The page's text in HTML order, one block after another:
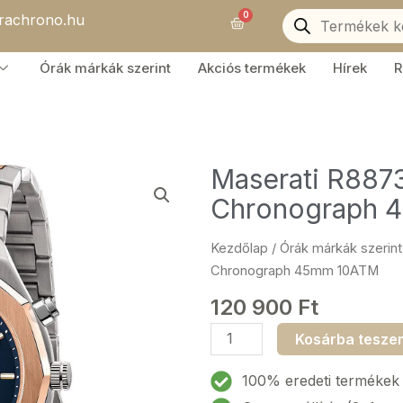
0Kosár
Products
search
Órák márkák szerint Akciós termékek Hírek
Maserati
Chronograph
Kezdőlap / Órák márkák szerint
Chronograph 45mm 10ATM
120 900 Ft
Maserati
R8873642002
Stile
Kosárba
100% eredeti termékek